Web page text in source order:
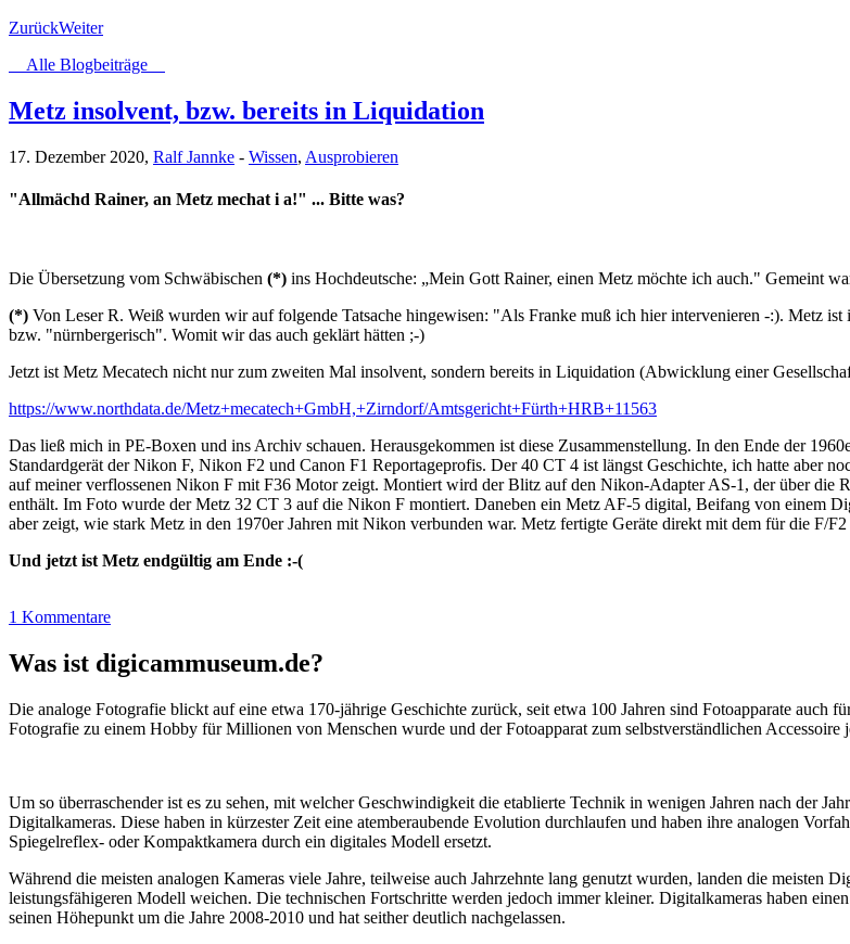
ZurückWeiter
Alle Blogbeiträge
Metz insolvent, bzw. bereits in Liquidation
17. Dezember 2020, Ralf Jannke - Wissen, Ausprobieren
"Allmächd Rainer, an Metz mechat i a!" ... Bitte was?
Die Übersetzung vom Schwäbischen (*) ins Hochdeutsche: „Mein Gott Rainer, einen Metz möchte ich auch." Gemeint
(*) Von Leser R. Weiß wurden wir auf folgende Tatsache hingewisen: "Als Franke muß ich hier intervenieren -:). Metz
bzw. "nürnbergerisch". Womit wir das auch geklärt hätten ;-)
Jetzt ist Metz Mecatech nicht nur zum zweiten Mal insolvent, sondern bereits in Liquidation (Abwicklung einer
https://www.northdata.de/Metz+mecatech+GmbH,+Zirndorf/Amtsgericht+Fürth+HRB+11563
Das ließ mich in PE-Boxen und ins Archiv schauen. Herausgekommen ist diese Zusammenstellung. In den Ende der
Standardgerät der Nikon F, Nikon F2 und Canon F1 Reportageprofis. Der 40 CT 4 ist längst Geschichte, ich hatte aber
auf meiner verflossenen Nikon F mit F36 Motor zeigt. Montiert wird der Blitz auf den Nikon-Adapter AS-1, der über
enthält. Im Foto wurde der Metz 32 CT 3 auf die Nikon F montiert. Daneben ein Metz AF-5 digital, Beifang von einem
aber zeigt, wie stark Metz in den 1970er Jahren mit Nikon verbunden war. Metz fertigte Geräte direkt mit dem für die F/
Und jetzt ist Metz endgültig am Ende :-(
1 Kommentare
Was ist digicammuseum.de?
Die analoge Fotografie blickt auf eine etwa 170-jährige Geschichte zurück, seit etwa 100 Jahren sind Fotoapparate auch
Fotografie zu einem Hobby für Millionen von Menschen wurde und der Fotoapparat zum selbstverständlichen Accessoire
Um so überraschender ist es zu sehen, mit welcher Geschwindigkeit die etablierte Technik in wenigen Jahren nach der
Digitalkameras. Diese haben in kürzester Zeit eine atemberaubende Evolution durchlaufen und haben ihre analogen
Spiegelreflex- oder Kompaktkamera durch ein digitales Modell ersetzt.
Während die meisten analogen Kameras viele Jahre, teilweise auch Jahrzehnte lang genutzt wurden, landen die meisten
leistungsfähigeren Modell weichen. Die technischen Fortschritte werden jedoch immer kleiner. Digitalkameras haben
seinen Höhepunkt um die Jahre 2008-2010 und hat seither deutlich nachgelassen.